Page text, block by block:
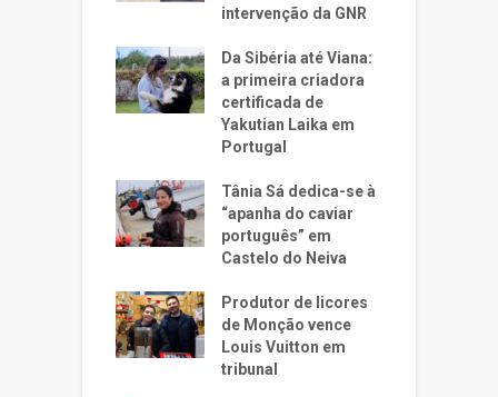
intervenção da GNR
Da Sibéria até Viana:
a primeira criadora
certificada de
Yakutian Laika em
Portugal
Tânia Sá dedica-se à
“apanha do caviar
português” em
Castelo do Neiva
Produtor de licores
de Monção vence
Louis Vuitton em
tribunal